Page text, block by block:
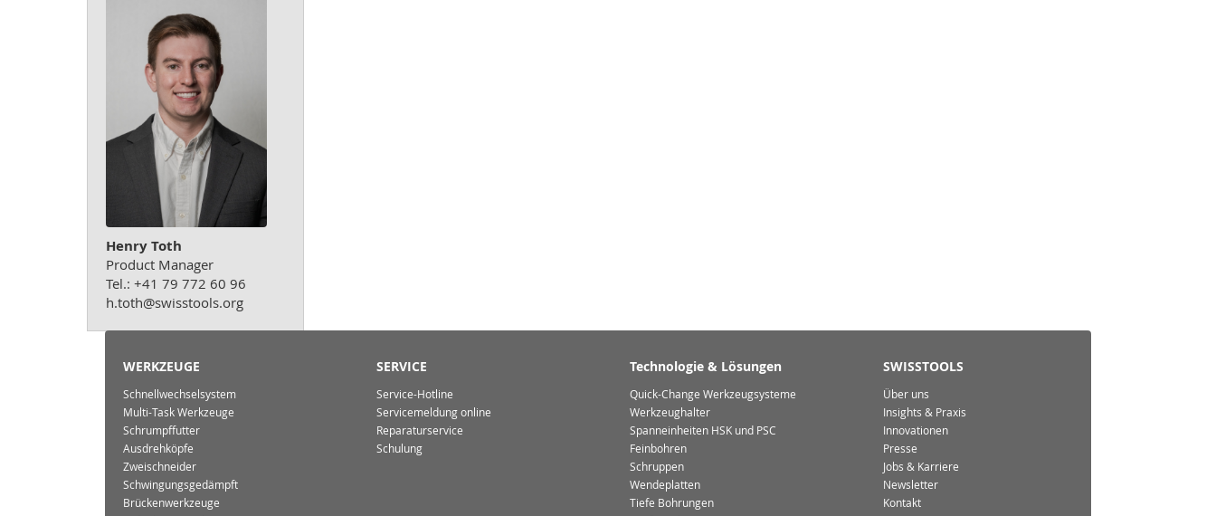
Henry Toth
Product Manager
Tel.: +41 79 772 60 96
h.toth@swisstools.org
WERKZEUGE
Schnellwechselsystem
Multi-Task Werkzeuge
Schrumpffutter
Ausdrehköpfe
Zweischneider
Schwingungsgedämpft
Brückenwerkzeuge
SERVICE
Service-Hotline
Servicemeldung online
Reparaturservice
Schulung
Technologie & Lösungen
Quick-Change Werkzeugsysteme
Werkzeughalter
Spanneinheiten HSK und PSC
Feinbohren
Schruppen
Wendeplatten
Tiefe Bohrungen
SWISSTOOLS
Über uns
Insights & Praxis
Innovationen
Presse
Jobs & Karriere
Newsletter
Kontakt